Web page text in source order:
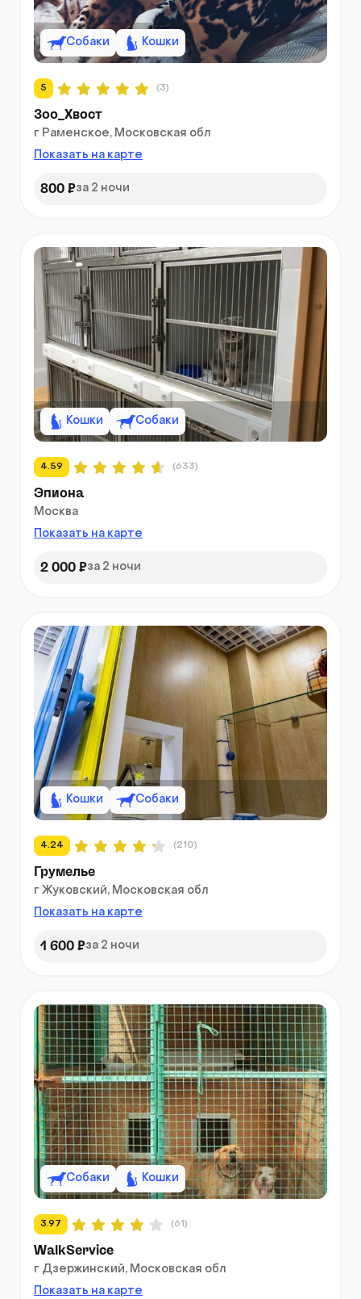
Собаки Кошки
5 (3)
Зоо_Хвост
г Раменское, Московская обл
Показать на карте
800 ₽за 2 ночи
Кошки Собаки
4.59 (633)
Эпиона
Москва
Показать на карте
2 000 ₽за 2 ночи
Кошки Собаки
4.24 (210)
Грумелье
г Жуковский, Московская обл
Показать на карте
1 600 ₽за 2 ночи
Собаки Кошки
3.97 (61)
WalkService
г Дзержинский, Московская обл
Показать на карте